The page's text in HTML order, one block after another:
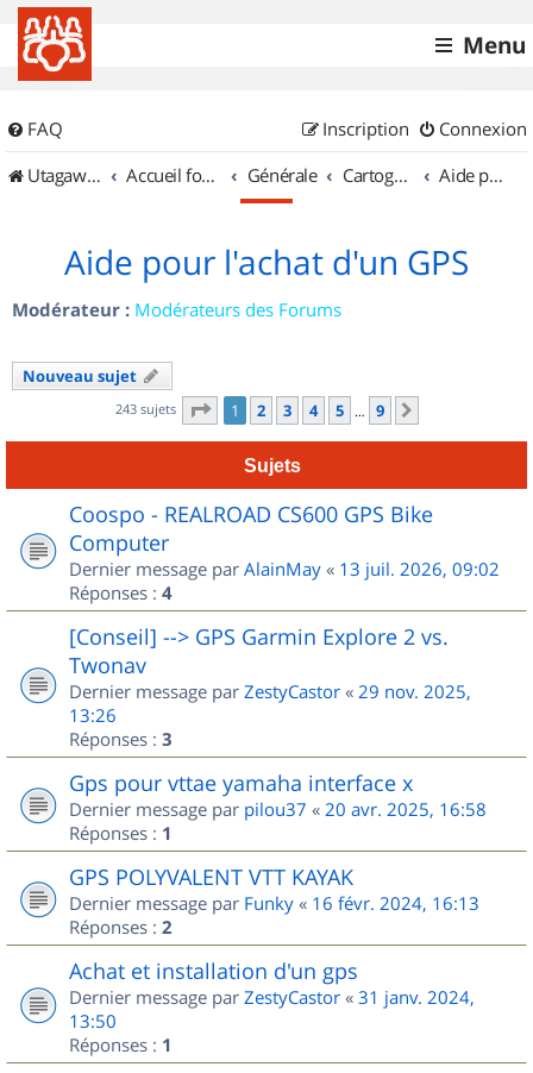
Menu
FAQ Connexion
Inscription
UtagawaVTT (Randos VTT et VTTAE avec traces GPS)
Accueil forum Générale Cartographie et GPS Aide pour l'achat d'un GPS
Aide pour l'achat d'un GPS
Modérateur : Modérateurs des Forums
Nouveau sujet
243 sujets Page 1sur
1 2 3 4 5 … 9
Sujets
Coospo - REALROAD CS600 GPS Bike
Computer
Dernier message par AlainMay « 13 juil. 2026, 09:02
Réponses : 4
[Conseil] --> GPS Garmin Explore 2 vs.
Twonav
Dernier message par ZestyCastor « 29 nov. 2025,
13:26
Réponses : 3
Gps pour vttae yamaha interface x
Dernier message par pilou37 « 20 avr. 2025, 16:58
Réponses : 1
GPS POLYVALENT VTT KAYAK
Dernier message par Funky « 16 févr. 2024, 16:13
Réponses : 2
Achat et installation d'un gps
Dernier message par ZestyCastor « 31 janv. 2024,
13:50
Réponses : 1